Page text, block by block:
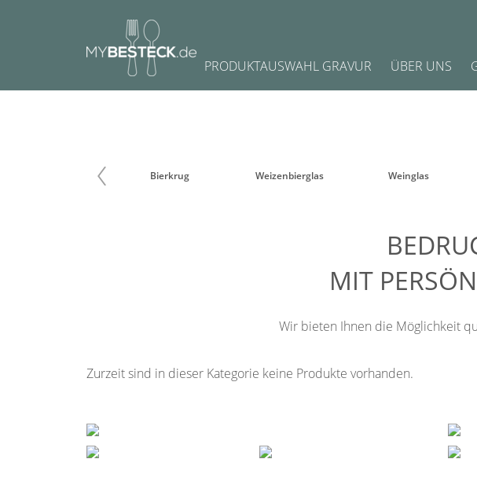
Navigation
PRODUKTAUSWAHL GRAVUR ÜBER UNS
Bierkrug Weizenbierglas Weinglas
MIT
Wir bieten Ihnen die Möglichkeit
Zurzeit sind in dieser Kategorie keine Produkte vorhanden.